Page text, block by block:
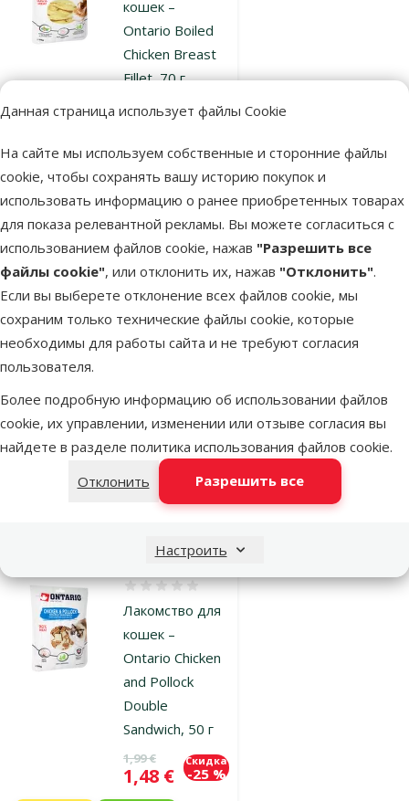
Данная страница использует файлы Cookie
На сайте мы используем собственные и сторонние файлы
cookie, чтобы сохранять вашу историю покупок и
использовать информацию о ранее приобретенных товарах
для показа релевантной рекламы. Вы можете согласиться с
использованием файлов cookie, нажав "Разрешить все
файлы cookie", или отклонить их, нажав "Отклонить".
Если вы выберете отклонение всех файлов cookie, мы
сохраним только технические файлы cookie, которые
необходимы для работы сайта и не требуют согласия
пользователя.
Более подробную информацию об использовании файлов
cookie, их управлении, изменении или отзыве согласия вы
найдете в разделе политика использования файлов cookie.
Отклонить
Разрешить все
Настроить
кошек –
Ontario Boiled
Chicken Breast
Fillet, 70 г
Цена
2,49 €
В наличии В корзину
Лакомство для
кошек – Ontario
Оценка 100%, количество оценок: 1
1×
оценка
Цена
2,49 €
марка
Лакомство для
кошек –
Ontario Chicken
and Pollock
Double
Sandwich, 50 г
Оценка 0%
Исходная цена
1,99 €
Цена
1,48 €
Скидка
-25 %